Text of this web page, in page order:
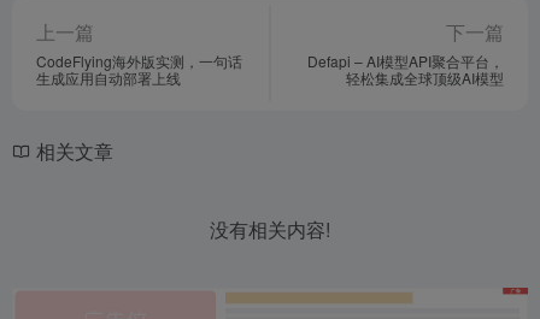
上一篇
CodeFlying海外版实测，一句话
生成应用自动部署上线
下一篇
Defapi – AI模型API聚合平台，
轻松集成全球顶级AI模型
相关文章
没有相关内容!